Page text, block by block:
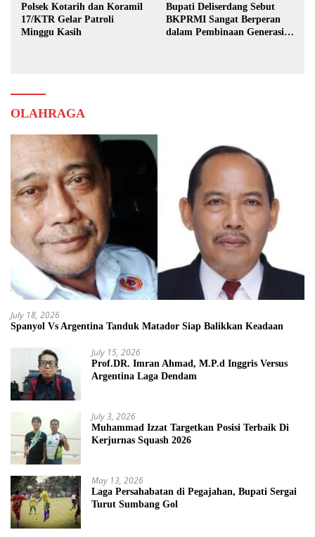
Polsek Kotarih dan Koramil
17/KTR Gelar Patroli
Minggu Kasih
Bupati Deliserdang Sebut
BKPRMI Sangat Berperan
dalam Pembinaan Generasi
OLAHRAGA
July 18, 2026
Spanyol Vs Argentina Tanduk Matador Siap Balikkan Keadaan
July 15, 2026
Prof.DR. Imran Ahmad, M.P.d Inggris Versus
Argentina Laga Dendam
July 3, 2026
Muhammad Izzat Targetkan Posisi Terbaik Di
Kerjurnas Squash 2026
May 13, 2026
Laga Persahabatan di Pegajahan, Bupati Sergai
Turut Sumbang Gol